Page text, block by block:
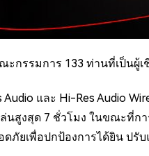
ะกรรมการ 133 ท่านที่เป็น
และ Hi-Res Audio
สูงสุด 7 ชั่วโมง ในขณะที่ก
ภัยเพื่อปกป้องการได้ยิน ปรั